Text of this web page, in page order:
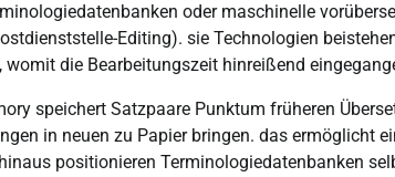
oder maschinelle
Editing). sie Technologien
womit die Bearbeitungszeit hinreißend
speichert Satzpaare Punktum früheren
in neuen zu Papier bringen. das ermöglicht
positionieren Terminologiedatenbanken